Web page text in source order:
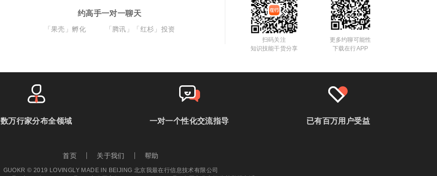
约高手一对一聊天
「果壳」孵化 「腾讯」「红杉」投资
扫码关注
知识技能干货分享
更多约聊可能性
下载在行APP
数万行家分布全领域 一对一个性化交流指导 已有百万用户受益
首页 关于我们 帮助
GUOKR © 2019 LOVINGLY MADE IN BEIJING 北京我最在行信息技术有限公司